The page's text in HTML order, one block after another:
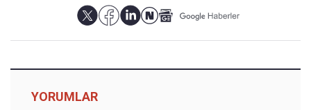
YORUMLAR